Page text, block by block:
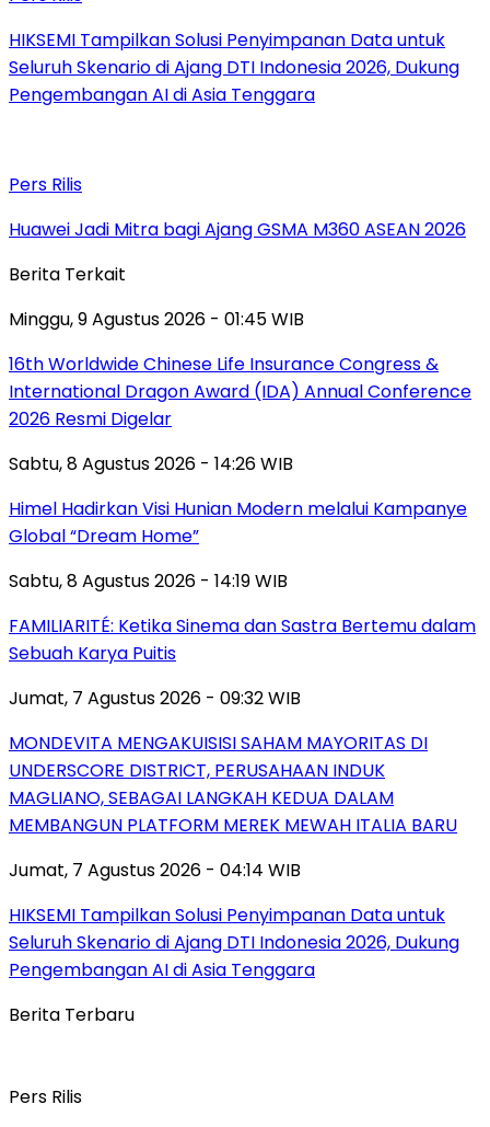
HIKSEMI Tampilkan Solusi Penyimpanan Data untuk
Seluruh Skenario di Ajang DTI Indonesia 2026, Dukung
Pengembangan AI di Asia Tenggara
Pers Rilis
Huawei Jadi Mitra bagi Ajang GSMA M360 ASEAN 2026
Berita Terkait
Minggu, 9 Agustus 2026 - 01:45 WIB
16th Worldwide Chinese Life Insurance Congress &
International Dragon Award (IDA) Annual Conference
2026 Resmi Digelar
Sabtu, 8 Agustus 2026 - 14:26 WIB
Himel Hadirkan Visi Hunian Modern melalui Kampanye
Global “Dream Home”
Sabtu, 8 Agustus 2026 - 14:19 WIB
FAMILIARITÉ: Ketika Sinema dan Sastra Bertemu dalam
Sebuah Karya Puitis
Jumat, 7 Agustus 2026 - 09:32 WIB
MONDEVITA MENGAKUISISI SAHAM MAYORITAS DI
UNDERSCORE DISTRICT, PERUSAHAAN INDUK
MAGLIANO, SEBAGAI LANGKAH KEDUA DALAM
MEMBANGUN PLATFORM MEREK MEWAH ITALIA BARU
Jumat, 7 Agustus 2026 - 04:14 WIB
HIKSEMI Tampilkan Solusi Penyimpanan Data untuk
Seluruh Skenario di Ajang DTI Indonesia 2026, Dukung
Pengembangan AI di Asia Tenggara
Berita Terbaru
Pers Rilis